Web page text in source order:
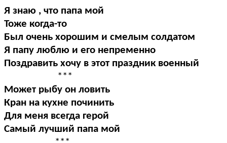
Я знаю , что папа мой
Тоже когда-то
Был очень хорошим и смелым солдатом
Я папу люблю и его непременно
Поздравить хочу в этот праздник военный
***
Может рыбу он ловить
Кран на кухне починить
Для меня всегда герой
Самый лучший папа мой